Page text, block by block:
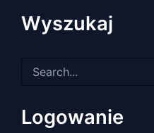
Wyszukaj
dla:
Logowanie